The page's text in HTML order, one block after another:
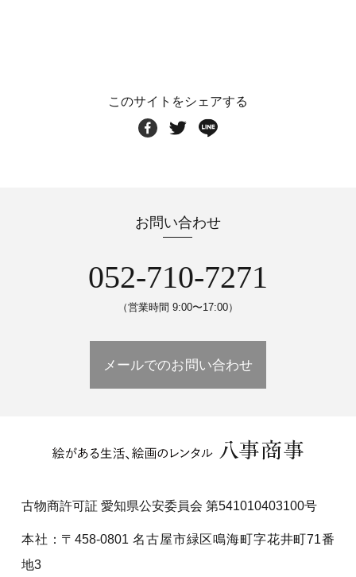
このサイトをシェアする
お問い合わせ
052-710-7271
（営業時間 9:00〜17:00）
メールでのお問い合わせ
古物商許可証 愛知県公安委員会 第541010403100号
本社：〒458-0801 名古屋市緑区鳴海町字花井町71番
地3